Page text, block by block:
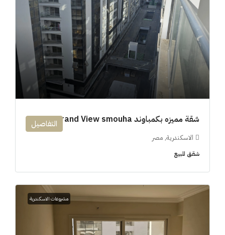
شقة مميزه بكمباوند 194m Grand View smouha
الاسكندرية, مصر
شقق للبيع
التفاصيل
مشروعات الاسكندرية